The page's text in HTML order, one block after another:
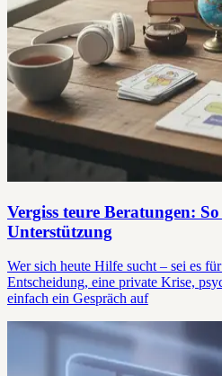
Vergiss teure Beratungen:
Unterstützung
Wer sich heute Hilfe sucht – sei es
Entscheidung, eine private Krise,
einfach ein Gespräch auf